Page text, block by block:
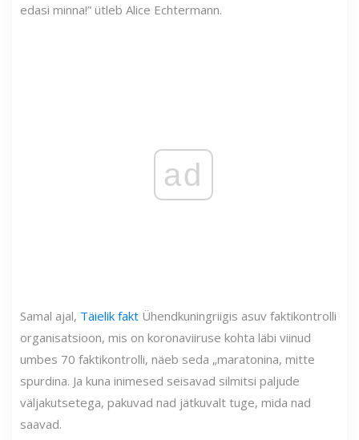
edasi minna!” ütleb Alice Echtermann.
ad
Samal ajal, Täielik fakt Ühendkuningriigis asuv faktikontrolli
organisatsioon, mis on koronaviiruse kohta läbi viinud
umbes 70 faktikontrolli, näeb seda „maratonina, mitte
spurdina. Ja kuna inimesed seisavad silmitsi paljude
väljakutsetega, pakuvad nad jätkuvalt tuge, mida nad
saavad.